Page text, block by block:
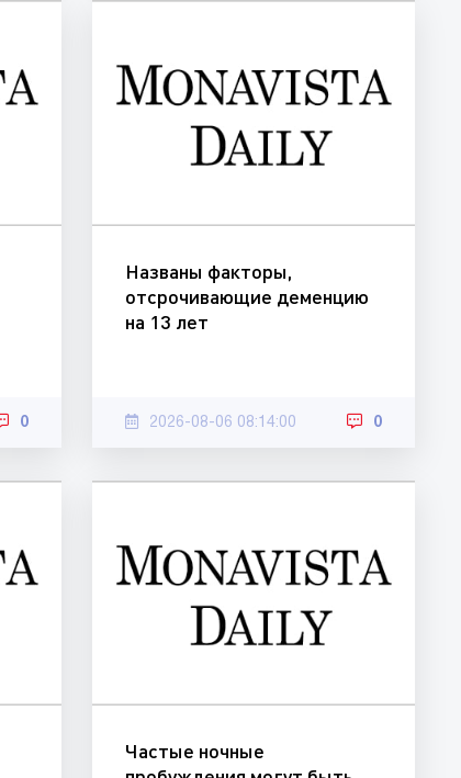
0
Названы факторы,
отсрочивающие деменцию
на 13 лет
2026-08-06 08:14:00 0
Частые ночные